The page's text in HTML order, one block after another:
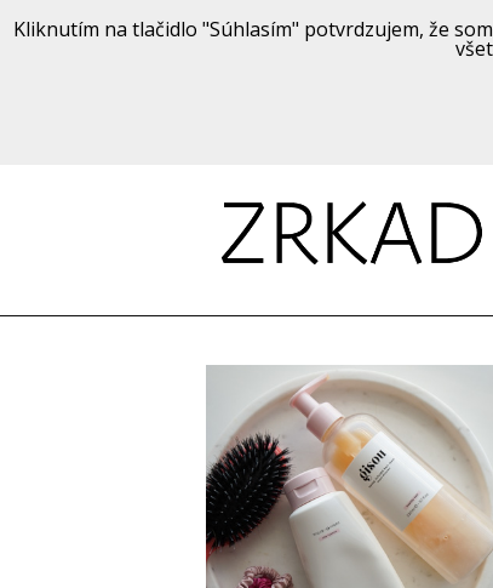
Kliknutím na tlačidlo "Súhlasím" potvrdzujem, že